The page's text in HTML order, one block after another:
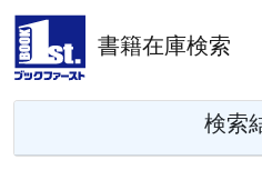
書籍在庫検索
検索